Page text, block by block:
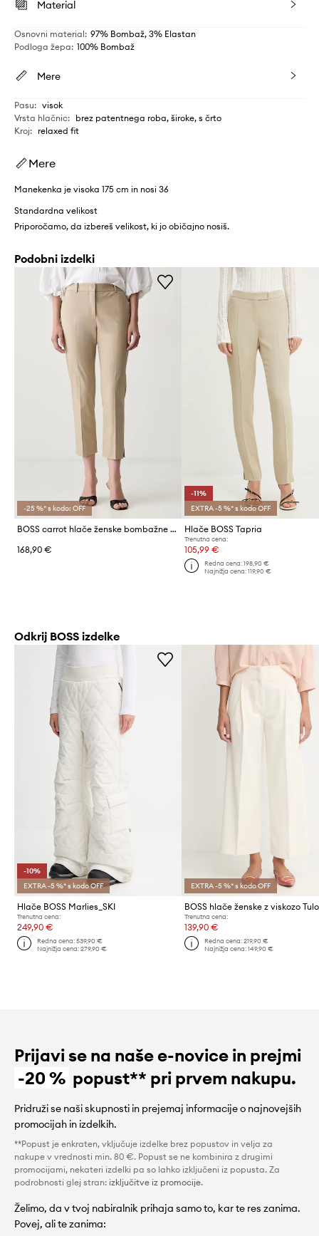
Material
Osnovni material: 97% Bombaž, 3% Elastan
Podloga žepa: 100% Bombaž
Mere
Pasu: visok
Vrsta hlačnic: brez patentnega roba, široke, s črto
Kroj: relaxed fit
Mere
Manekenka je visoka 175 cm in nosi 36
Standardna velikost
Priporočamo, da izbereš velikost, ki jo običajno nosiš.
Podobni izdelki
-25 %* s kodo: OFF
BOSS carrot hlače ženske bombažne z elastanom Tapria-Crop2
168,90 €
-11%
EXTRA -5 %* s kodo OFF
Hlače BOSS Tapria
Trenutna cena:
105,99 €
Redna cena: 198,90 €
Najnižja cena: 119,90 €
Odkrij BOSS izdelke
-10%
EXTRA -5 %* s kodo OFF
Hlače BOSS Marlies_SKI
Trenutna cena:
249,90 €
Redna cena:539,90 €
Najnižja cena:279,90 €
EXTRA -5 %* s kodo OFF
BOSS hlače ženske z viskozo
Trenutna cena:
139,90 €
Redna cena: 219,90 €
Najnižja cena: 149,90 €
Prijavi se na naše e-novice in prejmi
-20 % popust** pri prvem nakupu.
Pridruži se naši skupnosti in prejemaj informacije o najnovejših
promocijah in izdelkih.
**Popust je enkraten, vključuje izdelke brez popustov in velja za
nakupe v vrednosti min. 80 €. Popust se ne kombinira z drugimi
promocijami, nekateri izdelki pa so lahko izključeni iz popusta. Za
podrobnosti glej stran: izključitve iz promocije.
Želimo, da v tvoj nabiralnik prihaja samo to, kar te res zanima.
Povej, ali te zanima: